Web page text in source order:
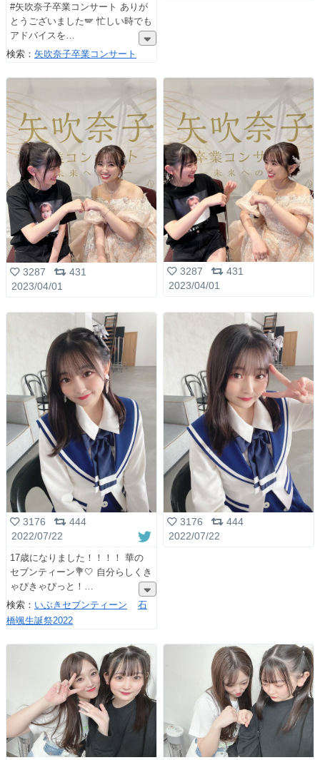
#矢吹奈子卒業コンサート ありが
とうございました🪽 忙しい時でも
アドバイスを
検索： 矢吹奈子卒業コンサート
3287
431
2023/04/01
3287
431
2023/04/01
3176
444
2022/07/22
17歳になりました！！！！ 華の
セブンティーン💐🤍 自分らしくき
ゃぴきゃぴっと！
検索： いぶきセブンティーン
石
橋颯生誕祭2022
3176
444
2022/07/22